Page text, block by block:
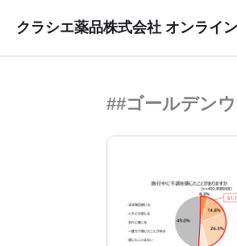
クラシエ薬品株式会社 オンライ
##ゴールデン